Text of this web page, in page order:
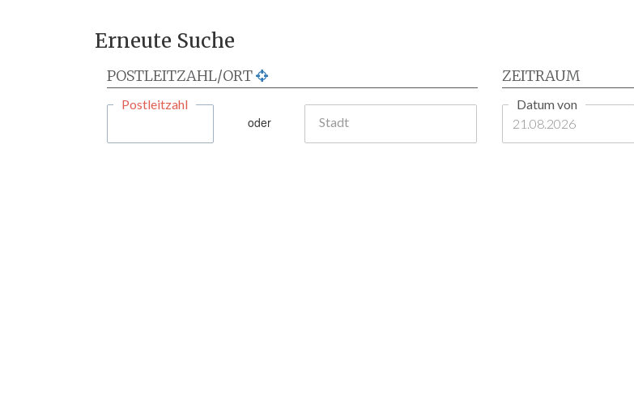
Erneute Suche
POSTLEITZAHL/ORT
Postleitzahl
oder Stadt
ZEITRAUM
Datum von